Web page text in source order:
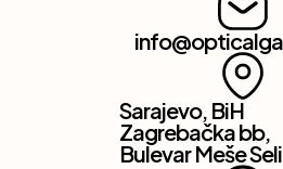
Sarajevo, BiH
Zagrebačka bb,
Bulevar Meše